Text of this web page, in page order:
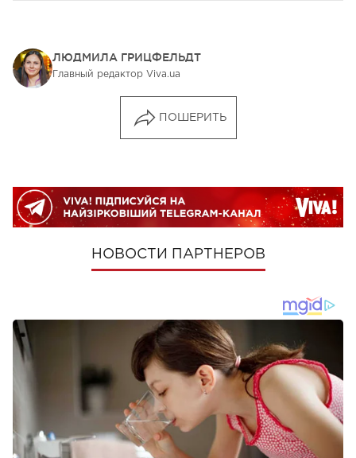
ЛЮДМИЛА ГРИЦФЕЛЬДТ
Главный редактор Viva.ua
ПОШЕРИТЬ
НОВОСТИ ПАРТНЕРОВ